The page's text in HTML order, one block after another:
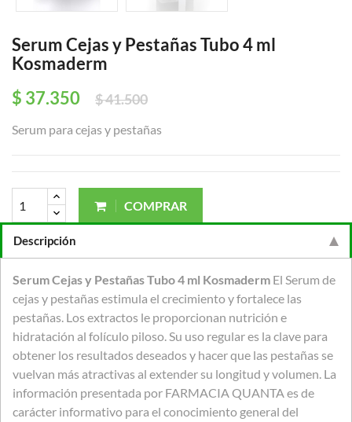
Serum Cejas y Pestañas Tubo 4 ml
Kosmaderm
$ 37.350
$ 41.500
Serum para cejas y pestañas
COMPRAR
Descripción
Serum Cejas y Pestañas Tubo 4 ml Kosmaderm El Serum de
cejas y pestañas estimula el crecimiento y fortalece las
pestañas. Los extractos le proporcionan nutrición e
hidratación al folículo piloso. Su uso regular es la clave para
obtener los resultados deseados y hacer que las pestañas se
vuelvan más atractivas al extender su longitud y volumen. La
información presentada por FARMACIA QUANTA es de
carácter informativo para el conocimiento general del